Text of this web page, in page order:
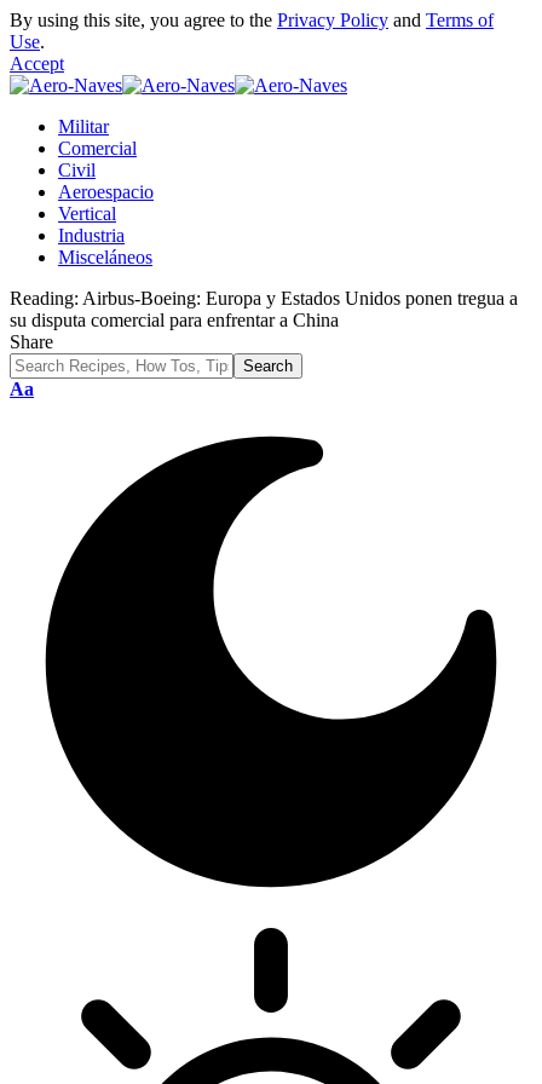
By using this site, you agree to the Privacy Policy and Terms of
Use.
Accept
Militar
Comercial
Civil
Aeroespacio
Vertical
Industria
Misceláneos
Reading: Airbus-Boeing: Europa y Estados Unidos ponen tregua a
su disputa comercial para enfrentar a China
Share
Font
Aa